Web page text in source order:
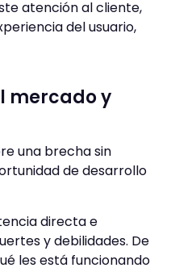
atención al cliente,
del usuario,
mercado y
una brecha sin
de desarrollo
directa e
y debilidades. De
les está funcionando